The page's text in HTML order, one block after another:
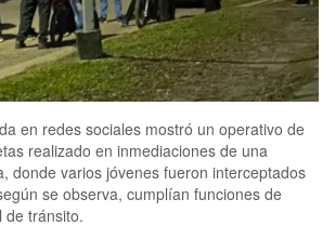
en redes sociales mostró un operativo de
realizado en inmediaciones de una
donde varios jóvenes fueron interceptados
se observa, cumplían funciones de
de tránsito.